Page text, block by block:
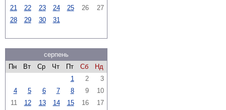
21
22 23 24 25 26
27
28
29 30 31
серпень
Пн
Вт Ср Чт Пт Сб
Нд
1
2
3
4
5 6 7 8 9
10
11
12 13 14 15 16
17